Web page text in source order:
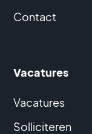
Contact
Vacatures
Vacatures
Solliciteren